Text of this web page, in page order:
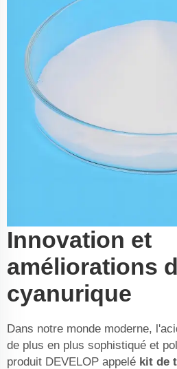
Innovation et
améliorations
cyanurique
Dans notre monde moderne,
de plus en plus sophistiqué et
produit DEVELOP appelé kit de